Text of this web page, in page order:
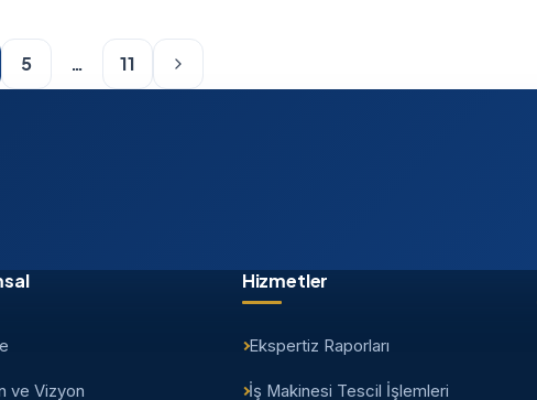
5 … 11
ve Vizyon
Hizmetler
Ekspertiz Raporları
İş Makinesi Tescil İşlemleri